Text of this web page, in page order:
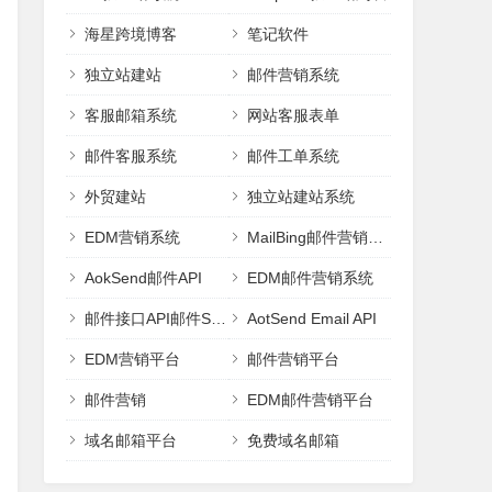
海星跨境博客 笔记软件
独立站建站 邮件营销系统
客服邮箱系统 网站客服表单
邮件客服系统 邮件工单系统
外贸建站 独立站建站系统
EDM营销系统 MailBing邮件营销平台
AokSend邮件API EDM邮件营销系统
邮件接口API邮件SMTP AotSend Email API
EDM营销平台 邮件营销平台
邮件营销 EDM邮件营销平台
域名邮箱平台 免费域名邮箱